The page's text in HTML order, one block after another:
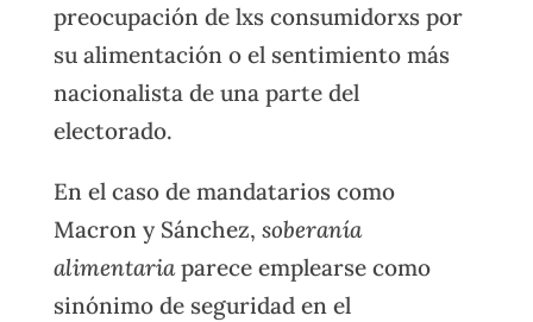
preocupación de lxs consumidorxs por
su alimentación o el sentimiento más
nacionalista de una parte del
electorado.
En el caso de mandatarios como
Macron y Sánchez, soberanía
alimentariaparece emplearse como
sinónimo de seguridad en el